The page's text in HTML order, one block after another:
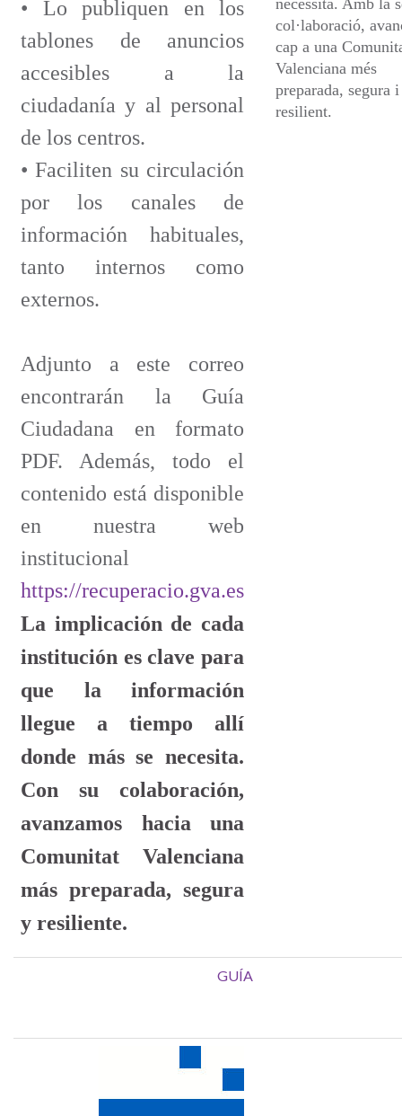
• Lo publiquen en los
tablones de anuncios
accesibles a la
ciudadanía y al personal
de los centros.
• Faciliten su circulación
por los canales de
información habituales,
tanto internos como
externos.
Adjunto a este correo
encontrarán la Guía
Ciudadana en formato
PDF. Además, todo el
contenido está disponible
en nuestra web
institucional
https://recuperacio.gva.es
La implicación de cada
institución es clave para
que la información
llegue a tiempo allí
donde más se necesita.
Con su colaboración,
avanzamos hacia una
Comunitat Valenciana
más preparada, segura
y resiliente.
col·laboració,
cap a una
Valenciana més
preparada, segura i
resilient.
GUÍA